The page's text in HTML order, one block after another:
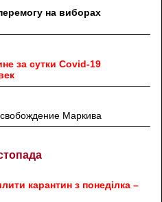
на виборах
за сутки Covid-19
Маркива
карантин з понеділка –